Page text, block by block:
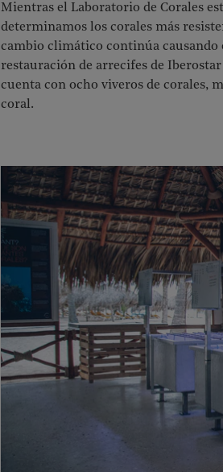
Mientras el Laboratorio de Corales
determinamos los corales más
cambio climático continúa causando
restauración de arrecifes de
cuenta con ocho viveros de corales,
coral.